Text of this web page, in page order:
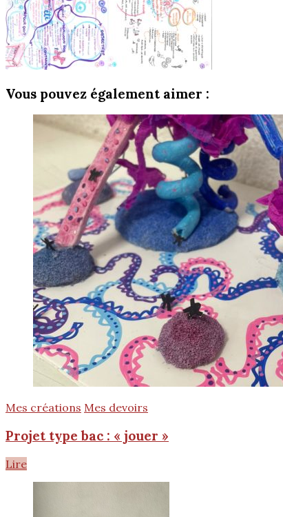
Vous pouvez également aimer :
Mes créations Mes devoirs
Projet type bac : « jouer »
Lire